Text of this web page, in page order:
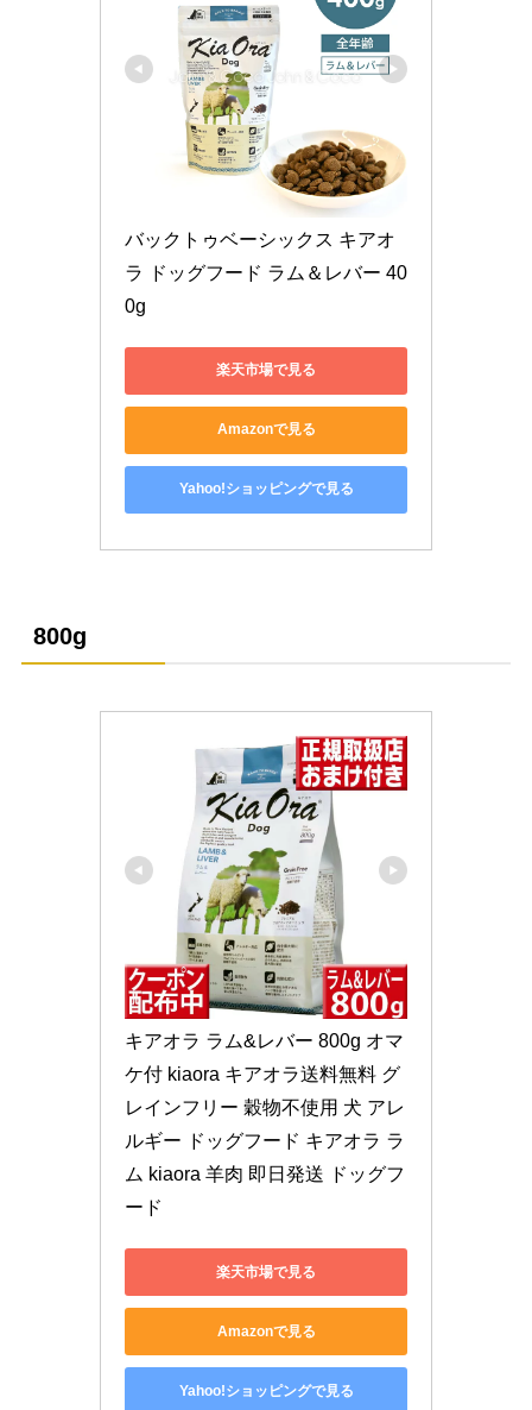
バックトゥベーシックス キアオ
ラ ドッグフード ラム＆レバー 40
0g
楽天市場で見る
Amazonで見る
Yahoo!ショッピングで見る
800g
キアオラ ラム&レバー 800g オマ
ケ付 kiaora キアオラ送料無料 グ
レインフリー 穀物不使用 犬 アレ
ルギー ドッグフード キアオラ ラ
ム kiaora 羊肉 即日発送 ドッグフ
ード
楽天市場で見る
Amazonで見る
Yahoo!ショッピングで見る